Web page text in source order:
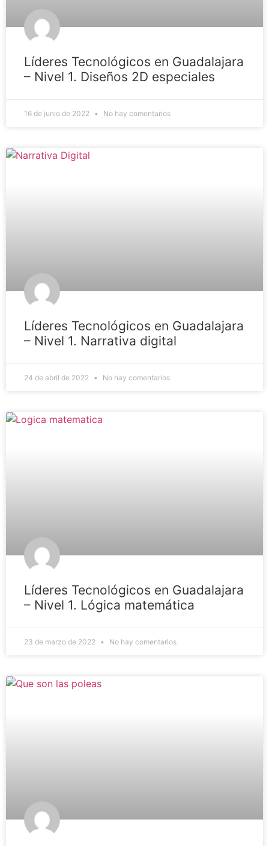
Líderes Tecnológicos en Guadalajara
– Nivel 1. Diseños 2D especiales
16 de junio de 2022 No hay comentarios
Líderes Tecnológicos en Guadalajara
– Nivel 1. Narrativa digital
24 de abril de 2022 No hay comentarios
Líderes Tecnológicos en Guadalajara
– Nivel 1. Lógica matemática
23 de marzo de 2022 No hay comentarios